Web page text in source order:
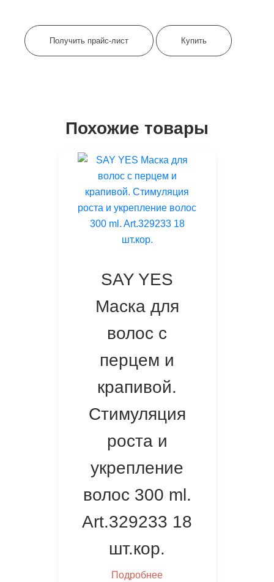
Получить прайс-лист Купить
Похожие товары
SAY YES
Маска для
волос с
перцем и
крапивой.
Стимуляция
роста и
укрепление
волос 300 ml.
Art.329233 18
шт.кор.
Подробнее